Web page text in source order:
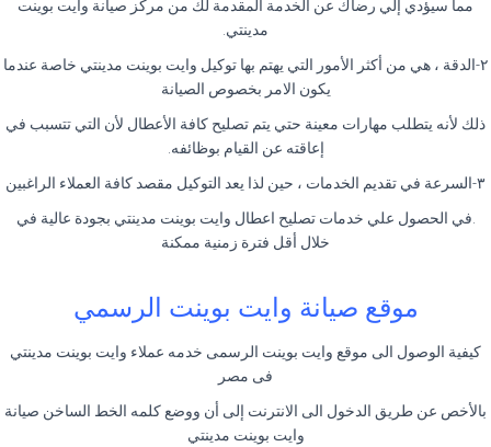
مما سيؤدي إلي رضاك عن الخدمة المقدمة لك من مركز صيانة وايت بوينت
مدينتي.
٢-الدقة ، هي من أكثر الأمور التي يهتم بها توكيل وايت بوينت مدينتي خاصة عندما
يكون الامر بخصوص الصيانة
ذلك لأنه يتطلب مهارات معينة حتي يتم تصليح كافة الأعطال لأن التي تتسبب في
إعاقته عن القيام بوظائفه.
٣-السرعة في تقديم الخدمات ، حين لذا يعد التوكيل مقصد كافة العملاء الراغبين
.في الحصول علي خدمات تصليح اعطال وايت بوينت مدينتي بجودة عالية في
خلال أقل فترة زمنية ممكنة
موقع صيانة وايت بوينت الرسمي
كيفية الوصول الى موقع وايت بوينت الرسمى خدمه عملاء وايت بوينت مدينتي
فى مصر
بالأخص عن طريق الدخول الى الانترنت إلى أن ووضع كلمه الخط الساخن صيانة
وايت بوينت مدينتي